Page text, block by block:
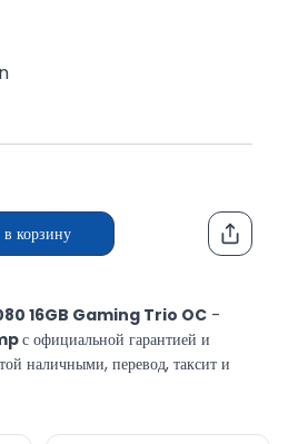
корзину
16GB Gaming Trio OC -
с официальной гарантией и
наличными, перевод, таксит и